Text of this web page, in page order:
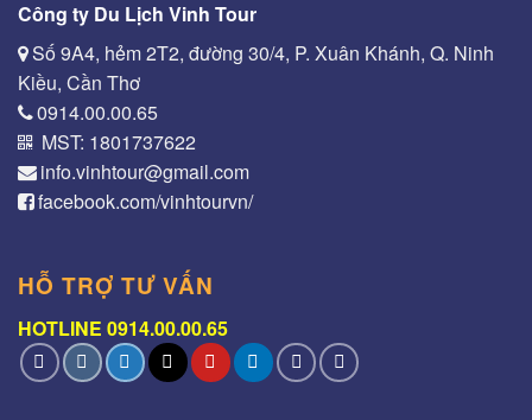
Công ty Du Lịch Vinh Tour
Số 9A4, hẻm 2T2, đường 30/4, P. Xuân Khánh, Q. Ninh
Kiều, Cần Thơ
0914.00.00.65
MST: 1801737622
info.vinhtour@gmail.com
facebook.com/vinhtourvn/
HỖ TRỢ TƯ VẤN
HOTLINE 0914.00.00.65